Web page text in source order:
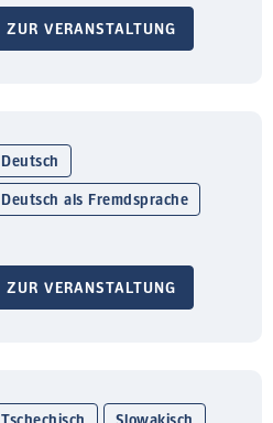
ZUR VERANSTALTUNG
Deutsch
Deutsch als Fremdsprache
ZUR VERANSTALTUNG